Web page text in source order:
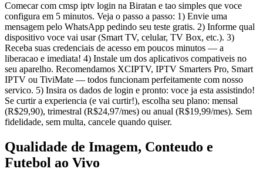
Comecar com cmsp iptv login na Biratan e tao simples que voce
configura em 5 minutos. Veja o passo a passo: 1) Envie uma
mensagem pelo WhatsApp pedindo seu teste gratis. 2) Informe qual
dispositivo voce vai usar (Smart TV, celular, TV Box, etc.). 3)
Receba suas credenciais de acesso em poucos minutos — a
liberacao e imediata! 4) Instale um dos aplicativos compativeis no
seu aparelho. Recomendamos XCIPTV, IPTV Smarters Pro, Smart
IPTV ou TiviMate — todos funcionam perfeitamente com nosso
servico. 5) Insira os dados de login e pronto: voce ja esta assistindo!
Se curtir a experiencia (e vai curtir!), escolha seu plano: mensal
(R$29,90), trimestral (R$24,97/mes) ou anual (R$19,99/mes). Sem
fidelidade, sem multa, cancele quando quiser.
Qualidade de Imagem, Conteudo e
Futebol ao Vivo